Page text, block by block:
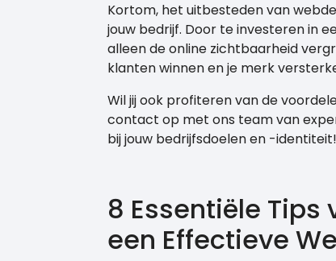
Kortom, het uitbesteden van
jouw bedrijf. Door te investeren in
alleen de online zichtbaarheid
klanten winnen en je merk
Wil jij ook profiteren van de
contact op met ons team van
bij jouw bedrijfsdoelen en -identiteit!
8 Essentiële Tips
een Effectieve